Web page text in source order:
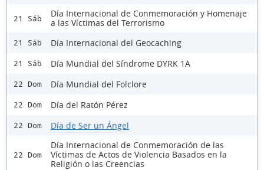
21 Sáb
Día Internacional de Conmemoración y Homenaje
a las Víctimas del Terrorismo
21 Sáb Día Internacional del Geocaching
21 Sáb Día Mundial del Síndrome DYRK 1A
22 Dom Día Mundial del Folclore
22 Dom Día del Ratón Pérez
22 Dom Día de Ser un Ángel
22 Dom
Día Internacional de Conmemoración de las
Víctimas de Actos de Violencia Basados en la
Religión o las Creencias